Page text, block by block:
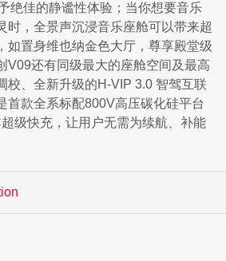
绝佳的静谧性体验；当你想要音乐
时，全景声沉浸音乐座舱可以带来超
如置身维也纳金色大厅，尊享殿堂级
V09还有同级最大的座舱空间及最高
校、全新升级的H-VIP 3.0 智驾互联
首款全系标配800V高压碳化硅平台
级快充，让用户无需为续航、补能